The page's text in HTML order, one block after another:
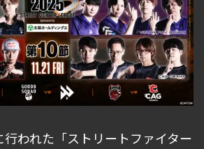
われた「ストリートファイター